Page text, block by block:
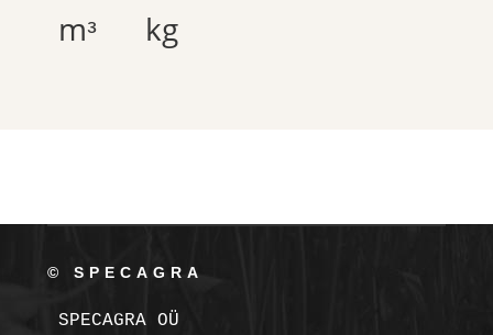
mᵌ
kg
© SPECAGRA
SPECAGRA OÜ